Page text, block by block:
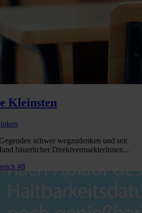
Kleinsten
schwer wegzudenken und seit
bäuerlicher DirektvermarkterInnen...
#8